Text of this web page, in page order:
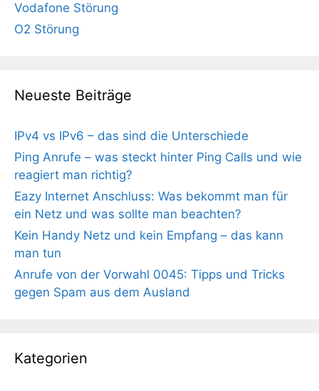
Vodafone Störung
O2 Störung
Neueste Beiträge
IPv4 vs IPv6 – das sind die Unterschiede
Ping Anrufe – was steckt hinter Ping Calls und wie
reagiert man richtig?
Eazy Internet Anschluss: Was bekommt man für
ein Netz und was sollte man beachten?
Kein Handy Netz und kein Empfang – das kann
man tun
Anrufe von der Vorwahl 0045: Tipps und Tricks
gegen Spam aus dem Ausland
Kategorien